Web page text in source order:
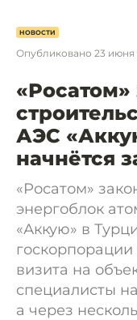
НОВОСТИ
Опубликовано 23 июня
АЭС
начнётся
«Росатом»
энергоблок
«Аккую» в
визита на
специалисты
а через